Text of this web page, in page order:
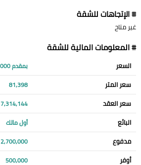
# الإتجاهات للشقة
غير متاح
# المعلومات المالية للشقة
السعر بمقدم 3,200,000
سعر المتر 81,398
سعر العقد 7,314,144
البائع أول مالك
مدفوع 2,700,000
أوفر 500,000